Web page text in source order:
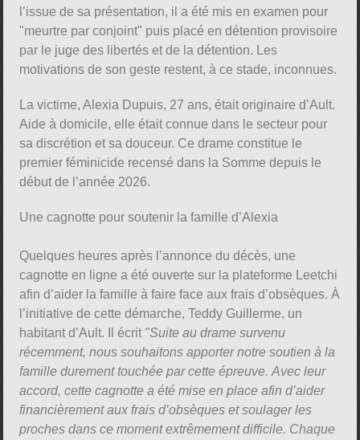
l’issue de sa présentation, il a été mis en examen pour
"meurtre par conjoint" puis placé en détention provisoire
par le juge des libertés et de la détention. Les
motivations de son geste restent, à ce stade, inconnues.
La victime, Alexia Dupuis, 27 ans, était originaire d’Ault.
Aide à domicile, elle était connue dans le secteur pour
sa discrétion et sa douceur. Ce drame constitue le
premier féminicide recensé dans la Somme depuis le
début de l’année 2026.
Une cagnotte pour soutenir la famille d’Alexia
Quelques heures après l’annonce du décès, une
cagnotte en ligne a été ouverte sur la plateforme Leetchi
afin d’aider la famille à faire face aux frais d’obsèques. À
l’initiative de cette démarche, Teddy Guillerme, un
habitant d’Ault. Il écrit "Suite au drame survenu
récemment, nous souhaitons apporter notre soutien à la
famille durement touchée par cette épreuve. Avec leur
accord, cette cagnotte a été mise en place afin d’aider
financièrement aux frais d’obsèques et soulager les
proches dans ce moment extrêmement difficile. Chaque